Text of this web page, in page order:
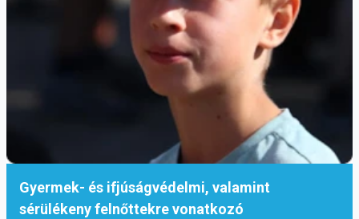
Gyermek- és ifjúságvédelmi, valamint
sérülékeny felnőttekre vonatkozó